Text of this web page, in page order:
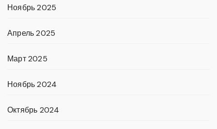
Ноябрь 2025
Апрель 2025
Март 2025
Ноябрь 2024
Октябрь 2024